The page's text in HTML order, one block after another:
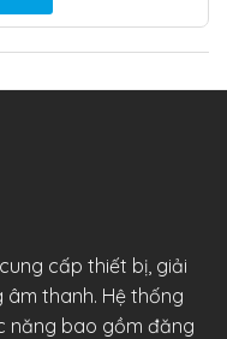
cấp thiết bị, giải
thanh. Hệ thống
năng bao gồm đăng